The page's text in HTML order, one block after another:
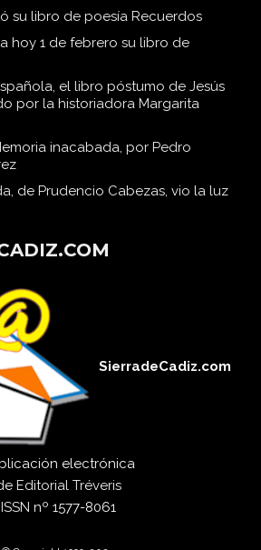
su libro de poesía Recuerdos
hoy 1 de febrero su libro de
el libro póstumo de Jesús
por la historiadora Margarita
inacabada, por Pedro
de Prudencio Cabezas, vio la luz
SierradeCadiz.com
electrónica
Editorial Tréveris
ISSN nº 1577-8061